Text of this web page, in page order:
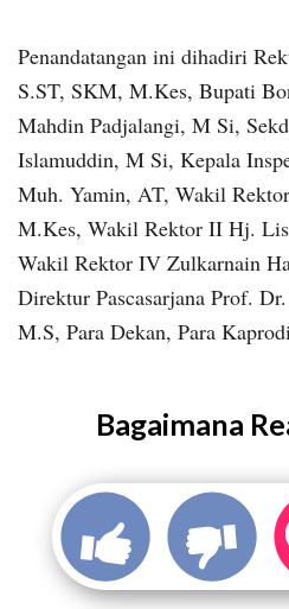
Penandatangan ini dihadiri
S.ST, SKM, M.Kes, Bupati
Mahdin Padjalangi, M Si,
Islamuddin, M Si, Kepala
Muh. Yamin, AT, Wakil
M.Kes, Wakil Rektor II Hj.
Wakil Rektor IV Zulkarnain
Direktur Pascasarjana Prof.
M.S, Para Dekan, Para
Bagaimana